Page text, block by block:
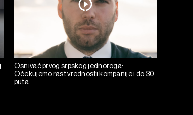
Osnivač prvog srpskog jednoroga:
Očekujemo rast vrednosti kompanije i do 30
puta